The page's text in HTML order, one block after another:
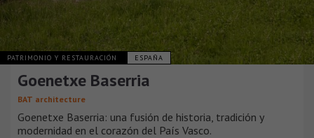
PATRIMONIO Y RESTAURACIÓN ESPAÑA
Goenetxe Baserria
BAT architecture
Goenetxe Baserria: una fusión de historia, tradición y
modernidad en el corazón del País Vasco.